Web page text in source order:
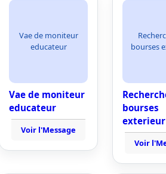
Vae de moniteur
educateur
Vae de moniteur
educateur
Voir l'Message
bourses
bourses
exterieur
Voir